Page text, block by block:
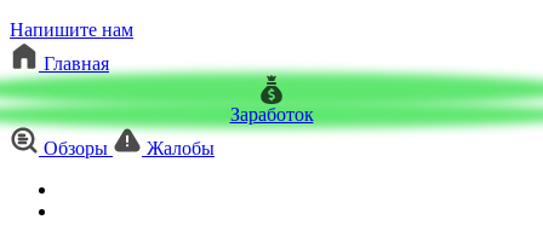
Напишите нам
Главная
Заработок
Обзоры
Жалобы